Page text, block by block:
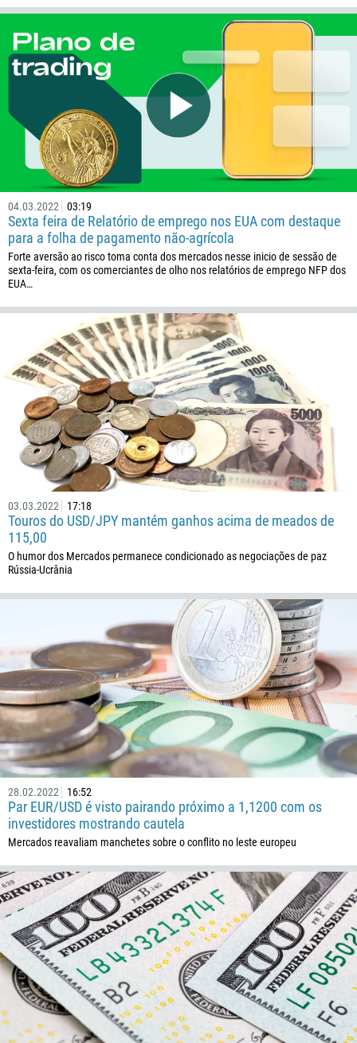
04.03.2022 03:19
Sexta feira de Relatório de emprego nos EUA com destaque
para a folha de pagamento não-agrícola
Forte aversão ao risco toma conta dos mercados nesse inicio de sessão de
sexta-feira, com os comerciantes de olho nos relatórios de emprego NFP dos
EUA…
03.03.2022 17:18
Touros do USD/JPY mantém ganhos acima de meados de
115,00
O humor dos Mercados permanece condicionado as negociações de paz
Rússia-Ucrânia
28.02.2022 16:52
Par EUR/USD é visto pairando próximo a 1,1200 com os
investidores mostrando cautela
Mercados reavaliam manchetes sobre o conflito no leste europeu